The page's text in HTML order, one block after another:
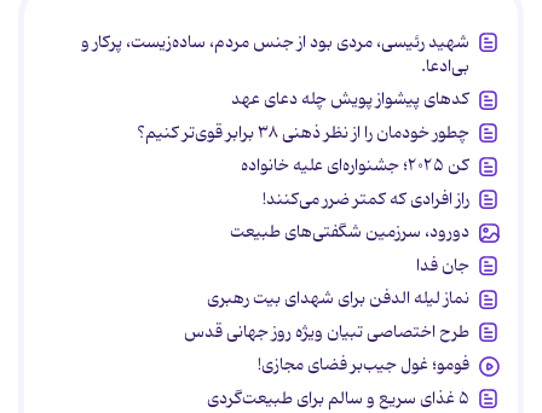
شهید رئیسی، مردی بود از جنس مردم، ساده‌زیست، پرکار و
بی‌ادعا.
کدهای پیشواز پویش چله دعای عهد
چطور خودمان را از نظر ذهنی ۳۸ برابر قوی‌تر کنیم؟
کن ۲۰۲۵؛ جشنواره‌ای علیه خانواده
راز افرادی که کمتر ضرر می‌کنند!
دورود، سرزمین شگفتی‌های طبیعت
جان فدا
نماز لیله الدفن برای شهدای بیت رهبری
طرح اختصاصی تبیان ویژه روز جهانی قدس
فومو؛ غول جیب‌بر فضای مجازی!
۵ غذای سریع و سالم برای طبیعت‌گردی